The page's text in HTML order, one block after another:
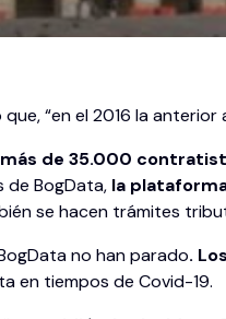
“en el 2016 la
de 35.000
de BogData, la
se hacen trámites
no han parado.
en tiempos de Covid-19.